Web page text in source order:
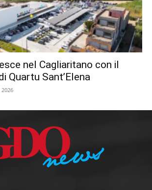
nel Cagliaritano con il
Quartu Sant’Elena